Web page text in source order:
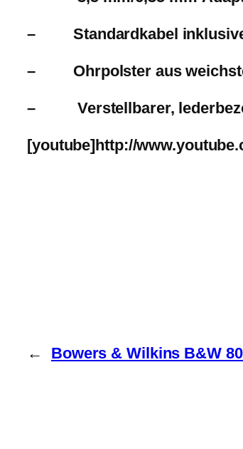
– Standardkabel
– Ohrpolster aus
– Verstellbarer,
[youtube]http://
← Bowers & Wilkins B&W